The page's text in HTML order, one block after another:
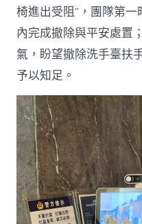
椅進出受阻”，團隊第
內完成撤除與平安處置
氣，盼望撤除洗手臺扶
予以知足。